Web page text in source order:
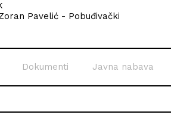
Pavelić - Pobuđivački
Dokumenti Javna nabava